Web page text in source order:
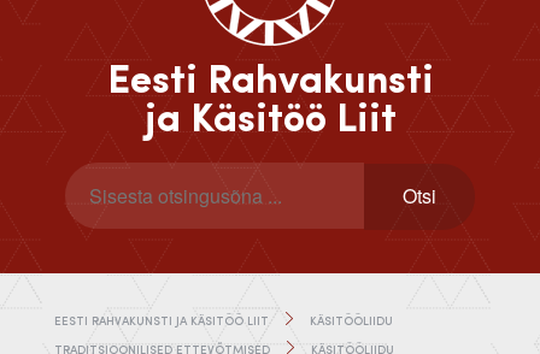
Eesti Rahvakunsti
ja Käsitöö Liit
EESTI RAHVAKUNSTI JA KÄSITÖÖ LIIT KÄSITÖÖLIIDU
TRADITSIOONILISED ETTEVÕTMISED KÄSITÖÖLIIDU